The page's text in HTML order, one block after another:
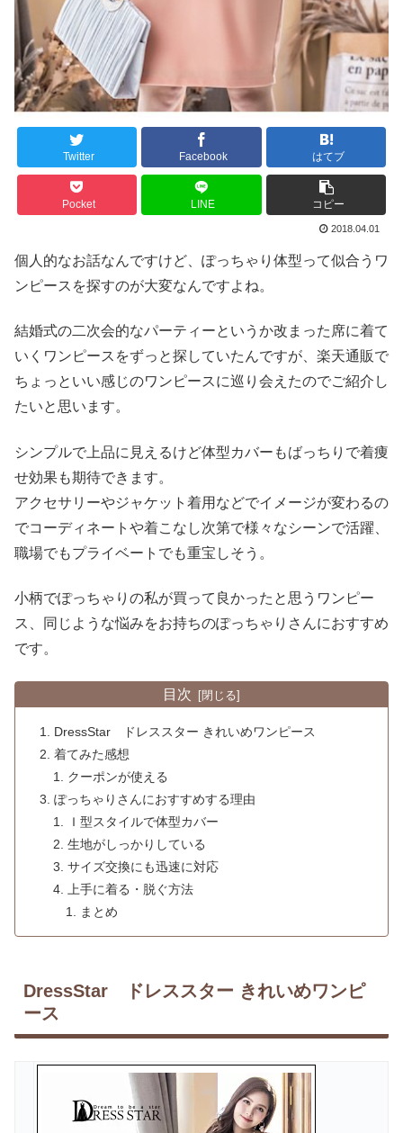
Twitter Facebook はてブ
Pocket LINE コピー
2018.04.01
個人的なお話なんですけど、ぽっちゃり体型って似合うワ
ンピースを探すのが大変なんですよね。
結婚式の二次会的なパーティーというか改まった席に着て
いくワンピースをずっと探していたんですが、楽天通販で
ちょっといい感じのワンピースに巡り会えたのでご紹介し
たいと思います。
シンプルで上品に見えるけど体型カバーもばっちりで着痩
せ効果も期待できます。
アクセサリーやジャケット着用などでイメージが変わるの
でコーディネートや着こなし次第で様々なシーンで活躍、
職場でもプライベートでも重宝しそう。
小柄でぽっちゃりの私が買って良かったと思うワンピー
ス、同じような悩みをお持ちのぽっちゃりさんにおすすめ
です。
目次
DressStar ドレススター きれいめワンピース
着てみた感想
クーポンが使える
ぽっちゃりさんにおすすめする理由
Ｉ型スタイルで体型カバー
生地がしっかりしている
サイズ交換にも迅速に対応
上手に着る・脱ぐ方法
まとめ
DressStar ドレススター きれいめワンピ
ース